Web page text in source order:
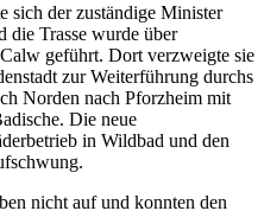
sich der zuständige Minister
die Trasse wurde über
geführt. Dort verzweigte sie
zur Weiterführung durchs
Norden nach Pforzheim mit
Die neue
in Wildbad und den
nicht auf und konnten den